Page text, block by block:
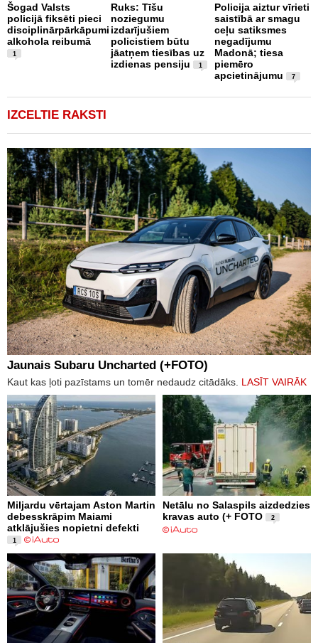
Šogad Valsts
policijā fiksēti pieci
disciplinārpārkāpumi
alkohola reibumā
1
Ruks: Tīšu
noziegumu
izdarījušiem
policistiem būtu
jāatņem tiesības uz
izdienas pensiju
1
Policija aiztur vīrieti
saistībā ar smagu
ceļu satiksmes
negadījumu
Madonā; tiesa
piemēro
apcietinājumu
7
IZCELTIE RAKSTI
Jaunais Subaru Uncharted (+FOTO)
Kaut kas ļoti pazīstams un tomēr nedaudz citādāks. LASĪT VAIRĀK
Miljardu vērtajam Aston Martin
debesskrāpim Maiami
atklājušies nopietni defekti
1
Netālu no Salaspils aizdedzies
kravas auto (+ FOTO
2